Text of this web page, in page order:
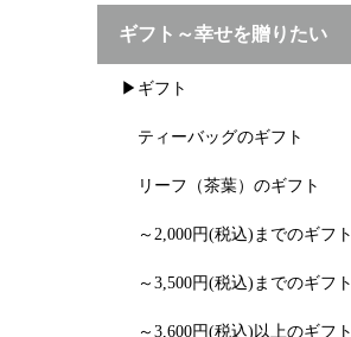
ギフト～幸せを贈りたい
▶ギフト
ティーバッグのギフト
リーフ（茶葉）のギフト
～2,000円(税込)までのギフト
～3,500円(税込)までのギフト
～3,600円(税込)以上のギフト